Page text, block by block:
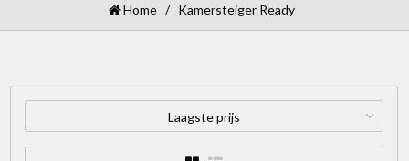
Home / Kamersteiger Ready
Laagste prijs